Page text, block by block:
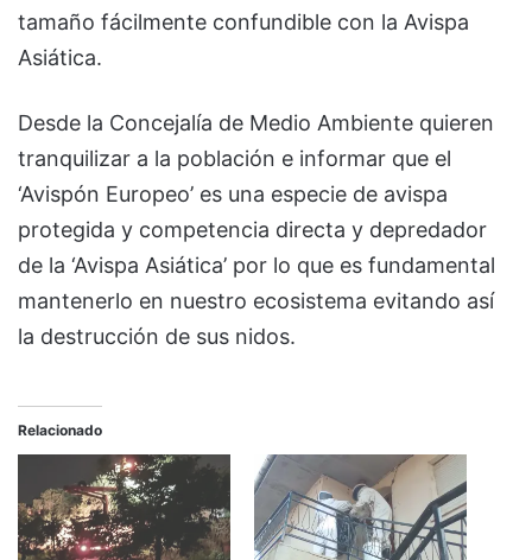
tamaño fácilmente confundible con la Avispa
Asiática.
Desde la Concejalía de Medio Ambiente quieren
tranquilizar a la población e informar que el
‘Avispón Europeo’ es una especie de avispa
protegida y competencia directa y depredador
de la ‘Avispa Asiática’ por lo que es fundamental
mantenerlo en nuestro ecosistema evitando así
la destrucción de sus nidos.
Relacionado